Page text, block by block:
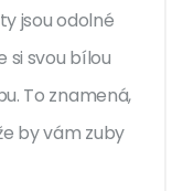
jsou odolné
si svou bílou
To znamená,
by vám zuby